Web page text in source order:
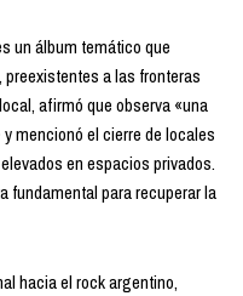
un álbum temático que
a las fronteras
afirmó que observa «una
mencionó el cierre de locales
en espacios privados.
fundamental para recuperar la
hacia el rock argentino,